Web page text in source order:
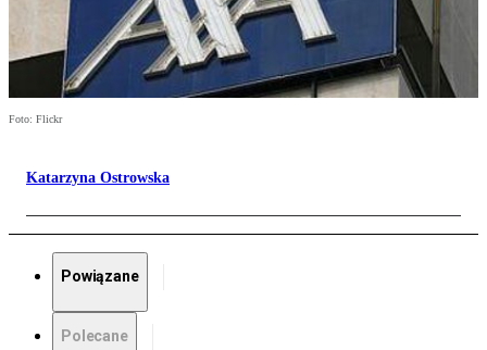
Foto: Flickr
Katarzyna Ostrowska
Powiązane
Polecane